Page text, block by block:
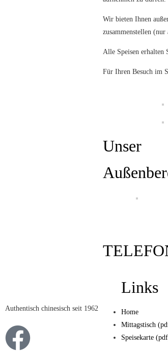
Wir bieten Ihnen
zusammenstellen
Alle Speisen erhalten
Für Ihren Besuch im
Unser
Authentisch chinesisch seit 1962
Links
Home
Mittagstisch
Speisekarte